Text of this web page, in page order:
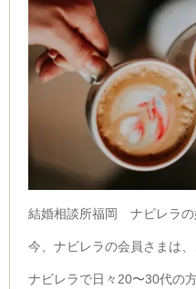
結婚相談所福岡 ナビレラの
今、ナビレラの会員さまは
ナビレラで日々20〜30代の